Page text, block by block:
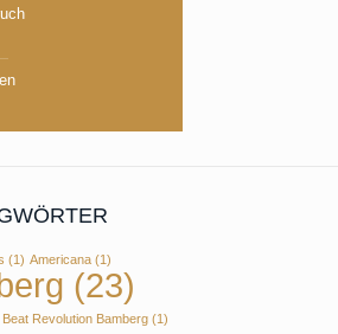
(1) Americana(1)
(23)
Beat Revolution Bamberg(1)